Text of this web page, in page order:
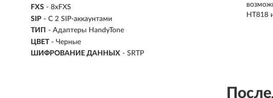
FXS - 8хFXS
SIP - С 2 SIP-аккаунтами
ТИП - Адаптеры HandyTone
ЦВЕТ - Черные
ШИФРОВАНИЕ ДАННЫХ - SRTP
HT818